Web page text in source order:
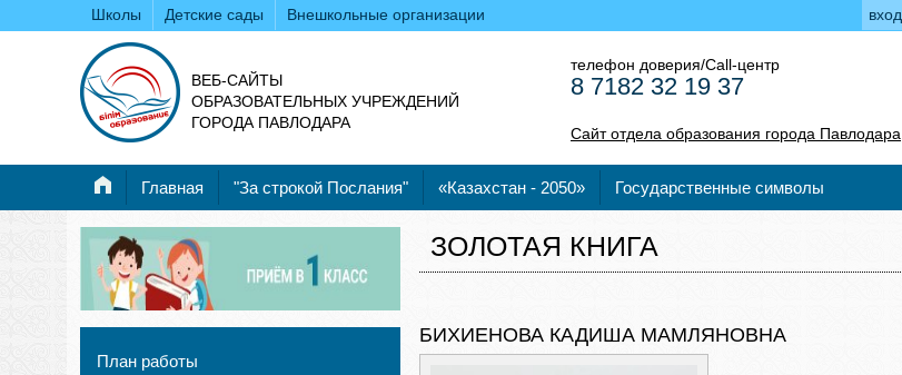
Школы Детские сады Внешкольные организации вход
ВЕБ-САЙТЫ
ОБРАЗОВАТЕЛЬНЫХ УЧРЕЖДЕНИЙ
ГОРОДА ПАВЛОДАРА
телефон доверия/Call-центр
8 7182 32 19 37
Сайт отдела образования города Павлодара
Главная "За строкой Послания" «Казахстан - 2050» Государственные символы
План работы
ЗОЛОТАЯ КНИГА
БИХИЕНОВА КАДИША МАМЛЯНОВНА